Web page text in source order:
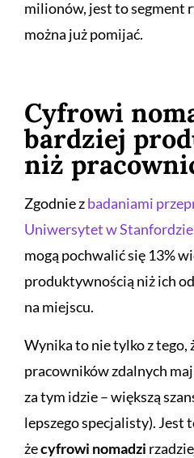
milionów, jest to segment
można już pomijać.
Cyfrowi
bardziej
niż
Zgodnie zbadaniami
Uniwersytet w Stanfordzie
mogą pochwalić się 13%
produktywnością niż ich
na miejscu.
Wynika to nie tylko z tego,
pracowników zdalnych
za tym idzie – większą
lepszego specjalisty). Jest
żecyfrowi nomadzi